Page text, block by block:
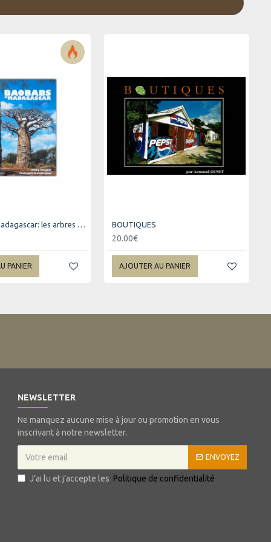
Baobab de madagascar: les arbres à l'envers
PANIER
BOUTIQUES
20.00€
AJOUTER AU PANIER
NEWSLETTER
Ne manquez aucune mise à jour ou promotion en vous
inscrivant à notre newsletter.
ENVOYEZ
J’ai lu et j’accepte les Politique de confidentialité